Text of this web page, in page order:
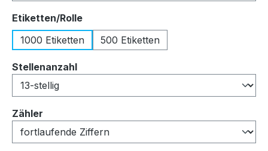
Etiketten/Rolleauswählen
1000 Etiketten
500 Etiketten
Stellenanzahlauswählen
Zähler